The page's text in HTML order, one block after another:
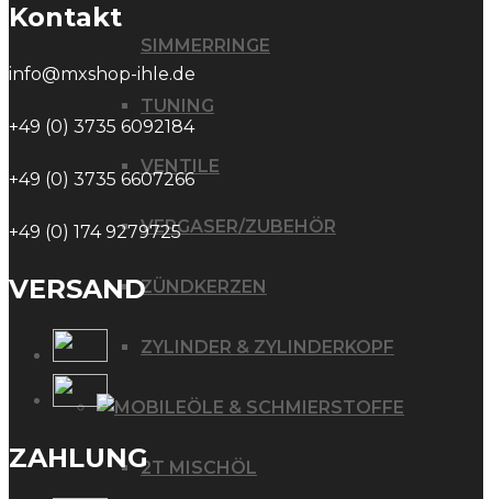
SIMMERRINGE
TUNING
VENTILE
VERGASER/ZUBEHÖR
ZÜNDKERZEN
ZYLINDER & ZYLINDERKOPF
ÖLE & SCHMIERSTOFFE
2T MISCHÖL
Kontakt
info@mxshop-ihle.de
+49 (0) 3735 6092184
+49 (0) 3735 6607266
+49 (0) 174 9279725
VERSAND
ZAHLUNG